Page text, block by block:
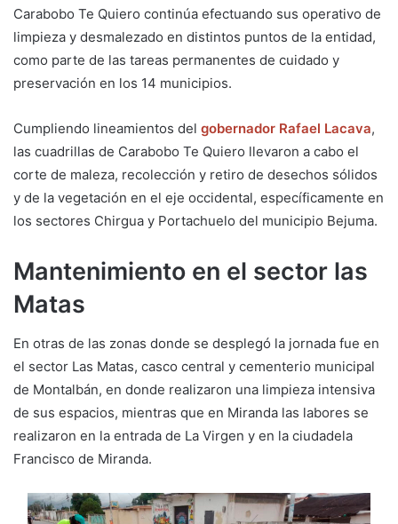
Carabobo Te Quiero continúa efectuando sus operativo de
limpieza y desmalezado en distintos puntos de la entidad,
como parte de las tareas permanentes de cuidado y
preservación en los 14 municipios.
Cumpliendo lineamientos del gobernador Rafael Lacava,
las cuadrillas de Carabobo Te Quiero llevaron a cabo el
corte de maleza, recolección y retiro de desechos sólidos
y de la vegetación en el eje occidental, específicamente en
los sectores Chirgua y Portachuelo del municipio Bejuma.
Mantenimiento en el sector las
Matas
En otras de las zonas donde se desplegó la jornada fue en
el sector Las Matas, casco central y cementerio municipal
de Montalbán, en donde realizaron una limpieza intensiva
de sus espacios, mientras que en Miranda las labores se
realizaron en la entrada de La Virgen y en la ciudadela
Francisco de Miranda.